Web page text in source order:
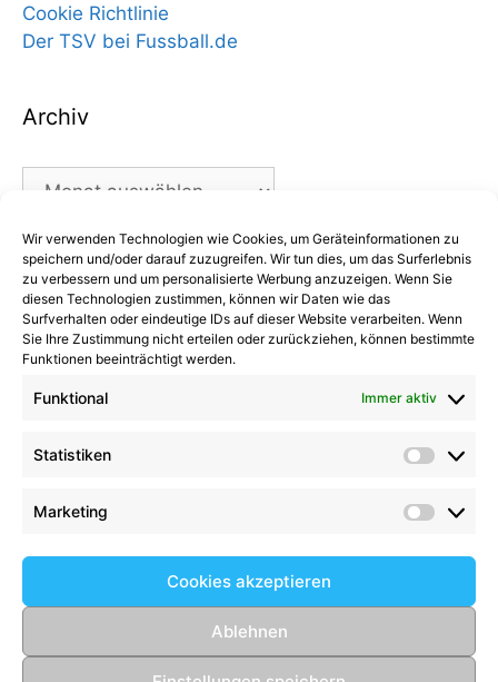
Wir verwenden Technologien wie Cookies, um Geräteinformationen zu
speichern und/oder darauf zuzugreifen. Wir tun dies, um das Surferlebnis
zu verbessern und um personalisierte Werbung anzuzeigen. Wenn Sie
diesen Technologien zustimmen, können wir Daten wie das
Surfverhalten oder eindeutige IDs auf dieser Website verarbeiten. Wenn
Sie Ihre Zustimmung nicht erteilen oder zurückziehen, können bestimmte
Funktionen beeinträchtigt werden.
Funktional Immer aktiv
Statistiken
Marketing
Cookies akzeptieren
Ablehnen
Cookie Richtlinie
Der TSV bei Fussball.de
Archiv
Archiv
Kategorien
Kategorien
Kommentare
Aufgalopp mit neuen Gesichtern: TSV Trittau
beendet seine Karriere: Ein paar Worte zum
2008er setzen Ihre
beeindruckende Erfolgsserie fort